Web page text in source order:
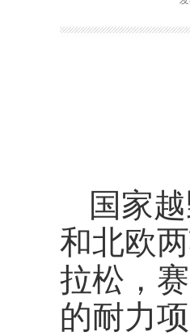
国家
和北欧
拉松，
的耐力项